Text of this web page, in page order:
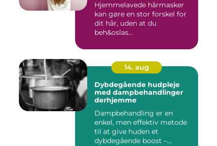
Hjemmelavede hårmasker
kan gøre en stor forskel for
dit hår, uden at du
beh&oslas...
14. aug
Dybdegående hudpleje
med dampbehandlinger
derhjemme
Dampbehandling er en
enkel, men effektiv metode
til at give huden et
dybdegående boost –...